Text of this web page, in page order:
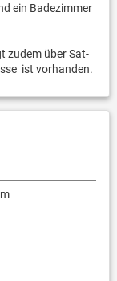
ein Badezimmer
zudem über Sat-
ist vorhanden.